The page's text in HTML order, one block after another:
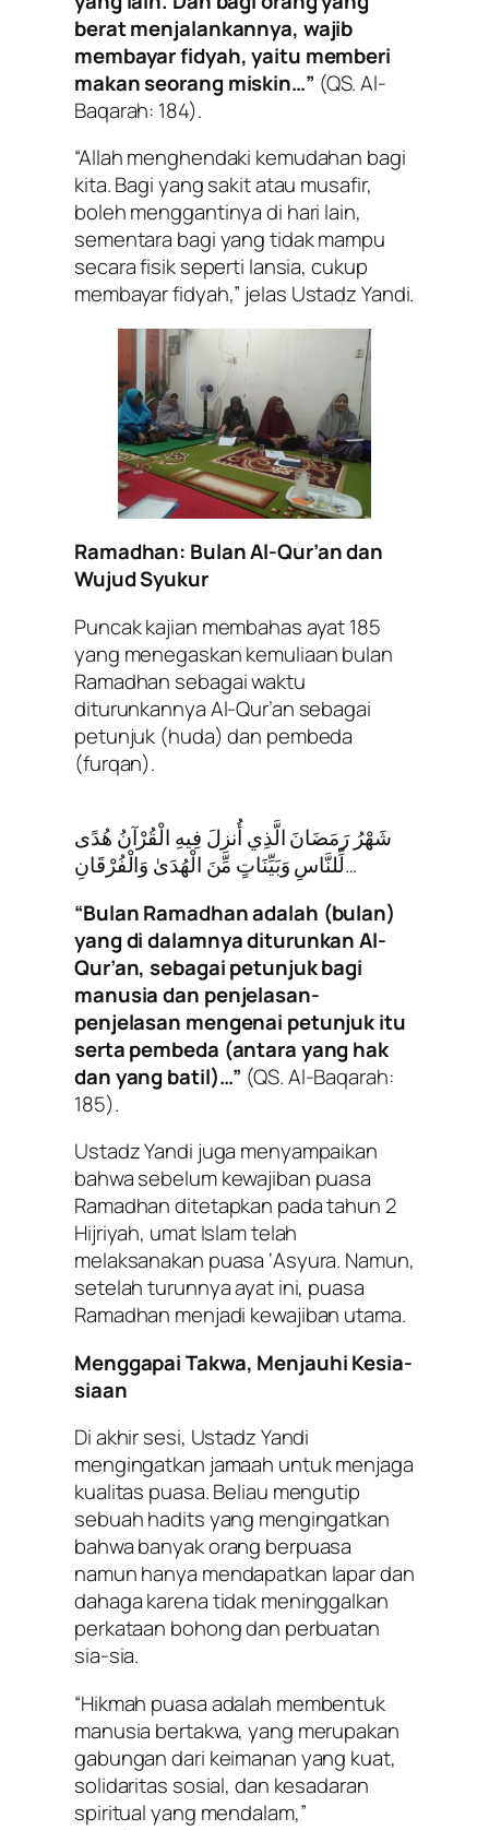
berat menjalankannya, wajib
membayar fidyah, yaitu memberi
makan seorang miskin…” (QS. Al-
Baqarah: 184).
“Allah menghendaki kemudahan bagi
kita. Bagi yang sakit atau musafir,
boleh menggantinya di hari lain,
sementara bagi yang tidak mampu
secara fisik seperti lansia, cukup
membayar fidyah,” jelas Ustadz Yandi.
Ramadhan: Bulan Al-Qur’an dan
Wujud Syukur
Puncak kajian membahas ayat 185
yang menegaskan kemuliaan bulan
Ramadhan sebagai waktu
diturunkannya Al-Qur’an sebagai
petunjuk (huda) dan pembeda
(furqan).
شَهْرُ رَمَضَانَ الَّذِي أُنزِلَ فِيهِ الْقُرْآنُ هُدًى
لِّلنَّاسِ وَبَيِّنَاتٍ مِّنَ الْهُدَىٰ وَالْفُرْقَانِ…
“Bulan Ramadhan adalah (bulan)
yang di dalamnya diturunkan Al-
Qur’an, sebagai petunjuk bagi
manusia dan penjelasan-
penjelasan mengenai petunjuk itu
serta pembeda (antara yang hak
dan yang batil)…” (QS. Al-Baqarah:
185).
Ustadz Yandi juga menyampaikan
bahwa sebelum kewajiban puasa
Ramadhan ditetapkan pada tahun 2
Hijriyah, umat Islam telah
melaksanakan puasa ‘Asyura. Namun,
setelah turunnya ayat ini, puasa
Ramadhan menjadi kewajiban utama.
Menggapai Takwa, Menjauhi Kesia-
siaan
Di akhir sesi, Ustadz Yandi
mengingatkan jamaah untuk menjaga
kualitas puasa. Beliau mengutip
sebuah hadits yang mengingatkan
bahwa banyak orang berpuasa
namun hanya mendapatkan lapar dan
dahaga karena tidak meninggalkan
perkataan bohong dan perbuatan
sia-sia.
“Hikmah puasa adalah membentuk
manusia bertakwa, yang merupakan
gabungan dari keimanan yang kuat,
solidaritas sosial, dan kesadaran
spiritual yang mendalam,”